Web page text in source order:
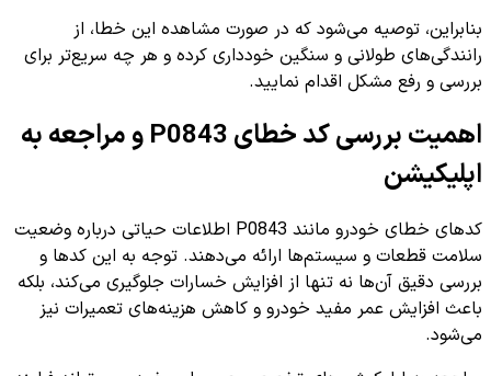
بنابراین، توصیه می‌شود که در صورت مشاهده این خطا، از
رانندگی‌های طولانی و سنگین خودداری کرده و هر چه سریع‌تر برای
بررسی و رفع مشکل اقدام نمایید.
اهمیت بررسی کد خطای P0843 و مراجعه به
اپلیکیشن
کدهای خطای خودرو مانند P0843 اطلاعات حیاتی درباره وضعیت
سلامت قطعات و سیستم‌ها ارائه می‌دهند. توجه به این کدها و
بررسی دقیق آن‌ها نه تنها از افزایش خسارات جلوگیری می‌کند، بلکه
باعث افزایش عمر مفید خودرو و کاهش هزینه‌های تعمیرات نیز
می‌شود.